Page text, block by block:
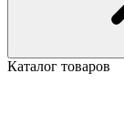
Каталог товаров